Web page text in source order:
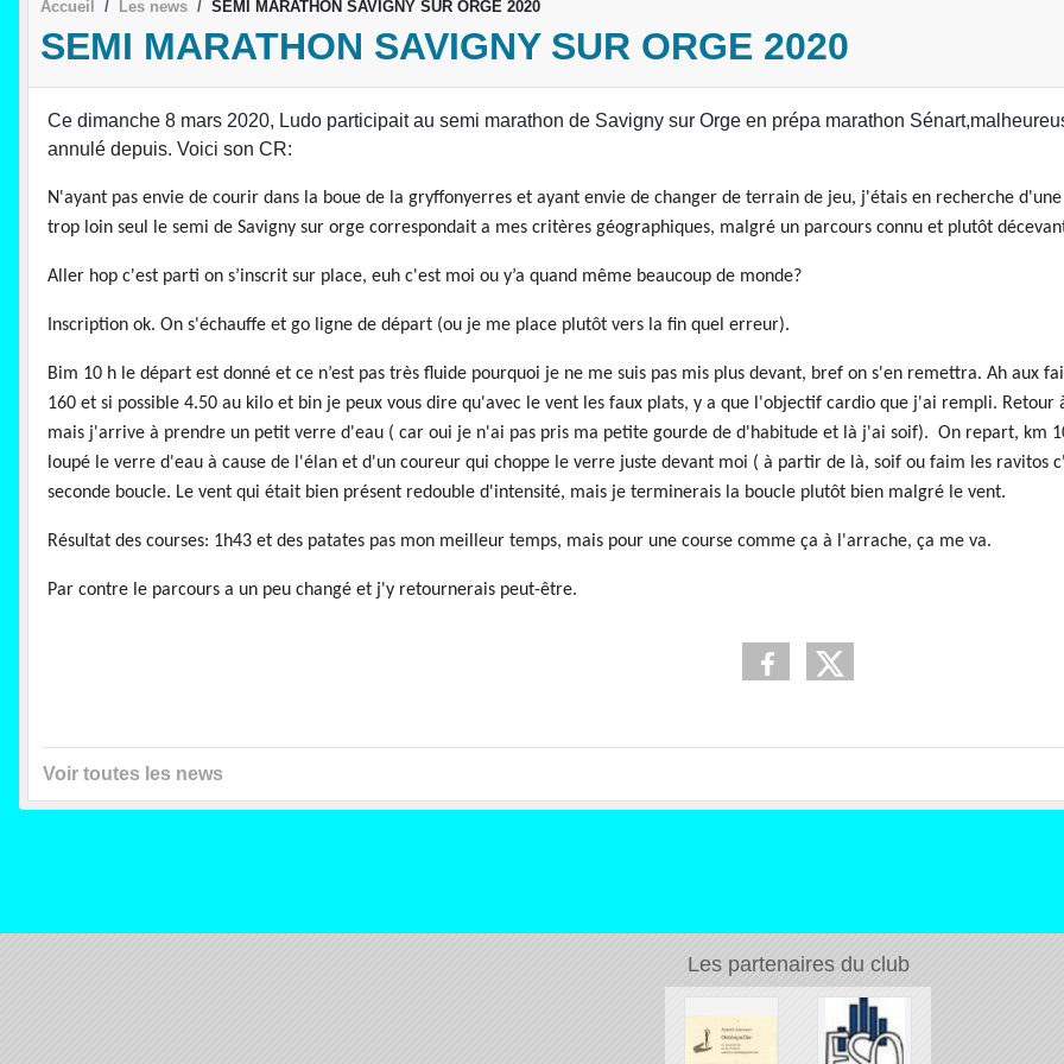
Accueil Les news SEMI MARATHON SAVIGNY SUR ORGE 2020
SEMI MARATHON SAVIGNY SUR ORGE 2020
Ce dimanche 8 mars 2020, Ludo participait au semi marathon de Savigny sur Orge en prépa marathon
annulé depuis. Voici son CR:
N'ayant pas envie de courir dans la boue de la gryffonyerres et ayant envie de changer de terrain de jeu, j'étais en recherche d'une
trop loin seul le semi de Savigny sur orge correspondait a mes critères géographiques, malgré un parcours connu et plutôt
Aller hop c'est parti on s’inscrit sur place, euh c'est moi ou y’a quand même beaucoup de monde?
Inscription ok. On s'échauffe et go ligne de départ (ou je me place plutôt vers la fin quel erreur).
Bim 10 h le départ est donné et ce n’est pas très fluide pourquoi je ne me suis pas mis plus devant, bref on s'en remettra. Ah aux
160 et si possible 4.50 au kilo et bin je peux vous dire qu'avec le vent les faux plats, y a que l'objectif cardio que j'ai rempli.
mais j'arrive à prendre un petit verre d'eau ( car oui je n'ai pas pris ma petite gourde de d'habitude et là j'ai soif). On repart, km
loupé le verre d'eau à cause de l'élan et d'un coureur qui choppe le verre juste devant moi ( à partir de là, soif ou faim les ravitos
seconde boucle. Le vent qui était bien présent redouble d'intensité, mais je terminerais la boucle plutôt bien malgré le vent.
Résultat des courses: 1h43 et des patates pas mon meilleur temps, mais pour une course comme ça à l'arrache, ça me va.
Par contre le parcours a un peu changé et j'y retournerais peut-être.
Voir toutes les news
Les partenaires du club